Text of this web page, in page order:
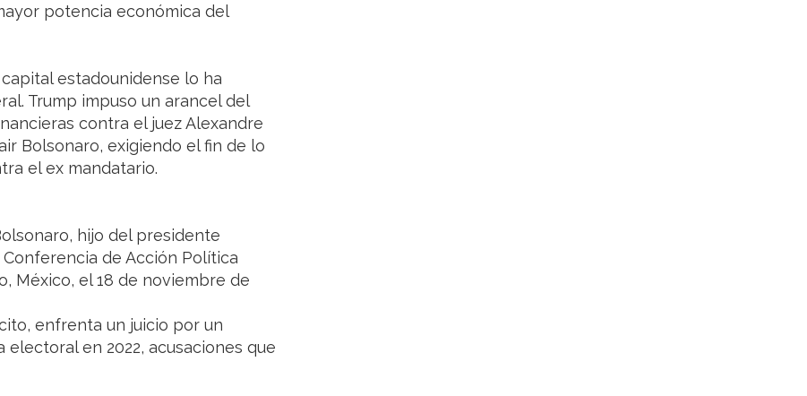
potencia económica del
estadounidense lo ha
Trump impuso un arancel del
contra el juez Alexandre
Bolsonaro, exigiendo el fin de lo
el ex mandatario.
hijo del presidente
de Acción Política
México, el 18 de noviembre de
enfrenta un juicio por un
en 2022, acusaciones que